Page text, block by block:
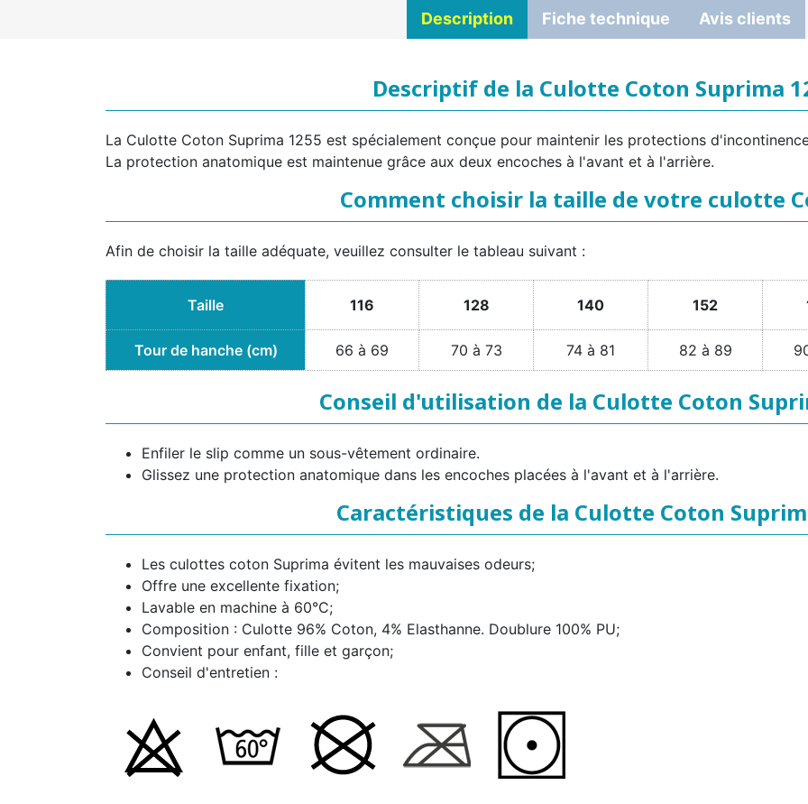
Description Fiche technique Avis clients
Descriptif de la Culotte Coton Suprima
La Culotte Coton Suprima 1255 est spécialement conçue pour maintenir les protections
La protection anatomique est maintenue grâce aux deux encoches à l'avant et à l'arrière.
Comment choisir la taille de votre culotte
Afin de choisir la taille adéquate, veuillez consulter le tableau suivant :
Taille 116 128 140 152
Tour de hanche (cm) 66 à 69 70 à 73 74 à 81 82 à 89
Conseil d'utilisation de la Culotte Coton
Enfiler le slip comme un sous-vêtement ordinaire.
Glissez une protection anatomique dans les encoches placées à l'avant et à l'arrière.
Caractéristiques de la Culotte Coton
Les culottes coton Suprima évitent les mauvaises odeurs;
Offre une excellente fixation;
Lavable en machine à 60°C;
Composition : Culotte 96% Coton, 4% Elasthanne. Doublure 100% PU;
Convient pour enfant, fille et garçon;
Conseil d'entretien :